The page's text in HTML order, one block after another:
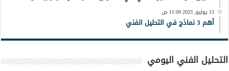
13 يوليو, 2023 11:09 ص
أهم 3 نماذج في التحليل الفني
التحليل الفني اليومي